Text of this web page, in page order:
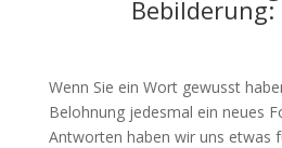
Bebilderung:
Wenn Sie ein Wort gewusst
Belohnung jedesmal ein neues
Antworten haben wir uns etwas